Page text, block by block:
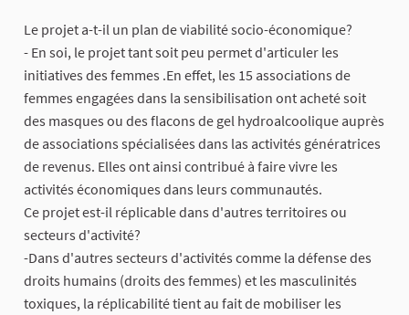
Le projet a-t-il un plan de viabilité socio-économique?
- En soi, le projet tant soit peu permet d'articuler les
initiatives des femmes .En effet, les 15 associations de
femmes engagées dans la sensibilisation ont acheté soit
des masques ou des flacons de gel hydroalcoolique auprès
de associations spécialisées dans las activités génératrices
de revenus. Elles ont ainsi contribué à faire vivre les
activités économiques dans leurs communautés.
Ce projet est-il réplicable dans d'autres territoires ou
secteurs d'activité?
-Dans d'autres secteurs d'activités comme la défense des
droits humains (droits des femmes) et les masculinités
toxiques, la réplicabilité tient au fait de mobiliser les